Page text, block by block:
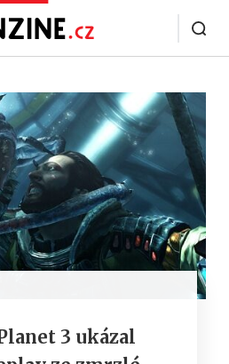
3 ukázal